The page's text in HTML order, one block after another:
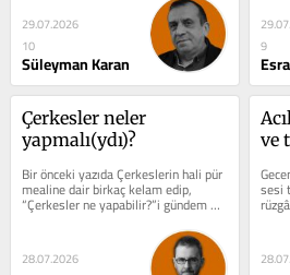
29.07.2026
10
Süleyman Karan
9
Çerkesler neler
yapmalı(ydı)?
Bir önceki yazıda Çerkeslerin hali pür
mealine dair birkaç kelam edip,
“Çerkesler ne yapabilir?”i gündem
edelim demiştik. Bu konunun hem...
28.07.2026
ve
sesi